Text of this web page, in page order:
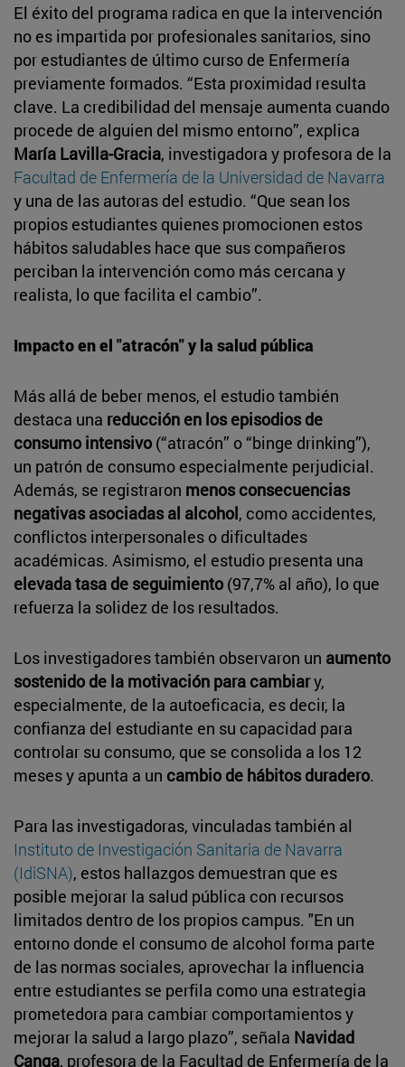
El éxito del programa radica en que la intervención
no es impartida por profesionales sanitarios, sino
por estudiantes de último curso de Enfermería
previamente formados. “Esta proximidad resulta
clave. La credibilidad del mensaje aumenta cuando
procede de alguien del mismo entorno”, explica
María Lavilla-Gracia, investigadora y profesora de la
Facultad de Enfermería de la Universidad de Navarra
y una de las autoras del estudio. “Que sean los
propios estudiantes quienes promocionen estos
hábitos saludables hace que sus compañeros
perciban la intervención como más cercana y
realista, lo que facilita el cambio”.
Impacto en el "atracón" y la salud pública
Más allá de beber menos, el estudio también
destaca una reducción en los episodios de
consumo intensivo (“atracón” o “binge drinking”),
un patrón de consumo especialmente perjudicial.
Además, se registraron menos consecuencias
negativas asociadas al alcohol, como accidentes,
conflictos interpersonales o dificultades
académicas. Asimismo, el estudio presenta una
elevada tasa de seguimiento (97,7% al año), lo que
refuerza la solidez de los resultados.
Los investigadores también observaron un aumento
sostenido de la motivación para cambiary,
especialmente, de la autoeficacia, es decir, la
confianza del estudiante en su capacidad para
controlar su consumo, que se consolida a los 12
meses y apunta a un cambio de hábitos duradero.
Para las investigadoras, vinculadas también al
Instituto de Investigación Sanitaria de Navarra
(IdiSNA), estos hallazgos demuestran que es
posible mejorar la salud pública con recursos
limitados dentro de los propios campus. "En un
entorno donde el consumo de alcohol forma parte
de las normas sociales, aprovechar la influencia
entre estudiantes se perfila como una estrategia
prometedora para cambiar comportamientos y
mejorar la salud a largo plazo”, señala Navidad
Canga, profesora de la Facultad de Enfermería de la